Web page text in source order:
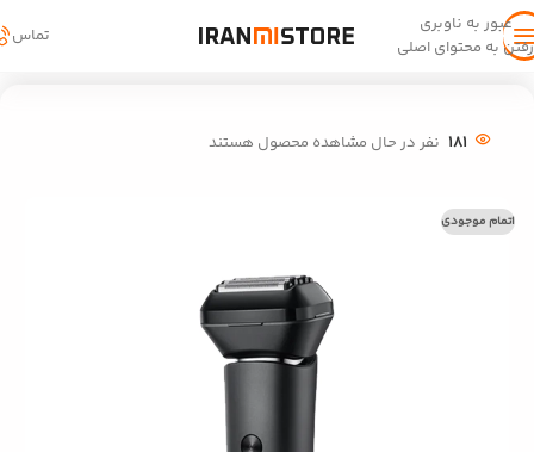
عبور به ناوبری
رفتن به محتوای اصلی
تماس
خانه
سبک زندگی /زیبایی و نظافت شخصی
181 نفر در حال مشاهده محصول هستند
اتمام موجودی